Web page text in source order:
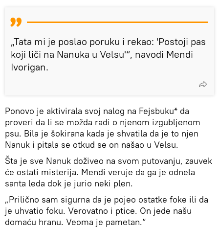
„Tata mi je poslao poruku i rekao: 'Postoji pas
koji liči na Nanuka u Velsu'“, navodi Mendi
Ivorigan.
Ponovo je aktivirala svoj nalog na Fejsbuku* da
proveri da li se možda radi o njenom izgubljenom
psu. Bila je šokirana kada je shvatila da je to njen
Nanuk i pitala se otkud se on našao u Velsu.
Šta je sve Nanuk doživeo na svom putovanju, zauvek
će ostati misterija. Mendi veruje da ga je odnela
santa leda dok je jurio neki plen.
„Prilično sam sigurna da je pojeo ostatke foke ili da
je uhvatio foku. Verovatno i ptice. On jede našu
domaću hranu. Veoma je pametan.“